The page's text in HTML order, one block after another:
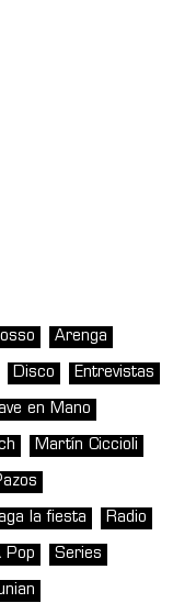
Arenga
Disco Entrevistas
en Mano
Martín Ciccioli
la fiesta Radio
Pop Series